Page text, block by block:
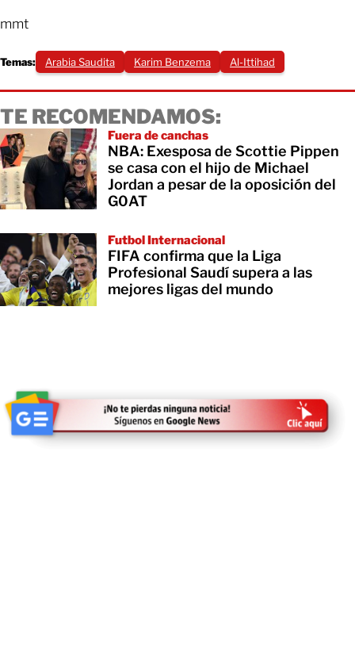
mmt
Temas: Arabia Saudita Karim Benzema Al-Ittihad
TE RECOMENDAMOS:
Fuera de canchas
NBA: Exesposa de Scottie Pippen
se casa con el hijo de Michael
Jordan a pesar de la oposición del
G0AT
Futbol Internacional
FIFA confirma que la Liga
Profesional Saudí supera a las
mejores ligas del mundo